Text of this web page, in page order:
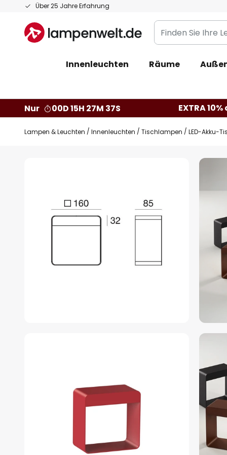
Über 25 Jahre Erfahrung
Zum
springen
Finden
Sie
Leuchte...
Innenleuchten Räume
Nur 00D 15H 27M 36S EXTRA
Lampen & Leuchten Innenleuchten Tischlampen LED-Akku-
Bildgalerie
springen